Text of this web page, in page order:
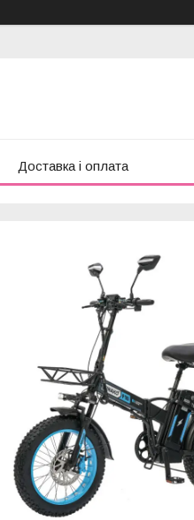
Доставка і оплата